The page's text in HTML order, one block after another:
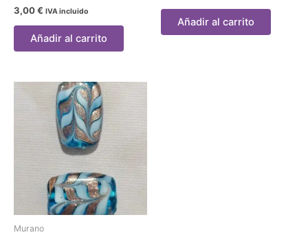
3,00€ IVA incluido
Añadir al carrito
Añadir al carrito
Murano